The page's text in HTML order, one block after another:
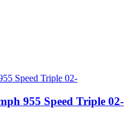
955 Speed Triple 02-